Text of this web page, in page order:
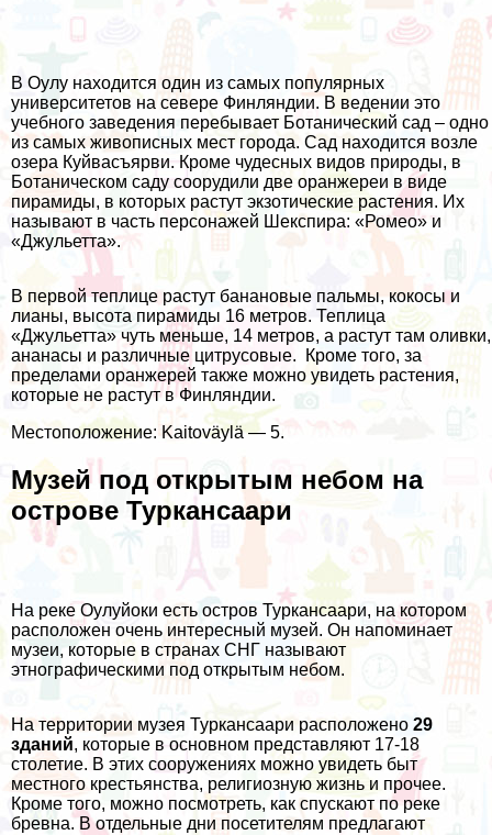
В Оулу находится один из самых популярных
университетов на севере Финляндии. В ведении это
учебного заведения перебывает Ботанический сад – одно
из самых живописных мест города. Сад находится возле
озера Куйвасъярви. Кроме чудесных видов природы, в
Ботаническом саду соорудили две оранжереи в виде
пирамиды, в которых растут экзотические растения. Их
называют в часть персонажей Шекспира: «Ромео» и
«Джульетта».
В первой теплице растут банановые пальмы, кокосы и
лианы, высота пирамиды 16 метров. Теплица
«Джульетта» чуть меньше, 14 метров, а растут там оливки,
ананасы и различные цитрусовые. Кроме того, за
пределами оранжерей также можно увидеть растения,
которые не растут в Финляндии.
Местоположение: Kaitoväylä — 5.
Музей под открытым небом на
острове Туркансаари
На реке Оулуйоки есть остров Туркансаари, на котором
расположен очень интересный музей. Он напоминает
музеи, которые в странах СНГ называют
этнографическими под открытым небом.
На территории музея Туркансаари расположено 29
зданий, которые в основном представляют 17-18
столетие. В этих сооружениях можно увидеть быт
местного крестьянства, религиозную жизнь и прочее.
Кроме того, можно посмотреть, как спускают по реке
бревна. В отдельные дни посетителям предлагают